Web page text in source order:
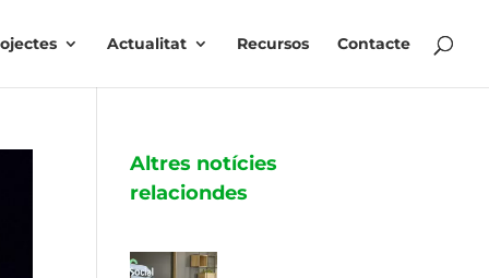
Actualitat Recursos Contacte
Altres notícies
relaciondes